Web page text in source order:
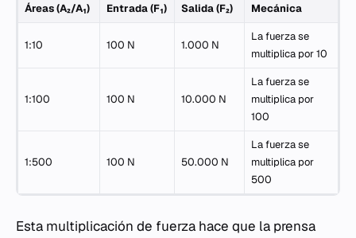
Áreas (A₂/A₁)
Entrada (F₁)
Salida (F₂)
Mecánica
1:10 100 N 1.000 N
La fuerza se
multiplica por 10
1:100 100 N 10.000 N
La fuerza se
multiplica por
100
1:500 100 N 50.000 N
La fuerza se
multiplica por
500
Esta multiplicación de fuerza hace que la prensa